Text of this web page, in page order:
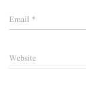
Email *
Website